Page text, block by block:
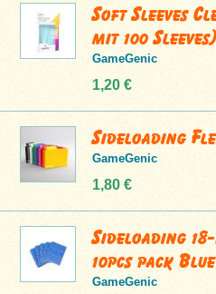
Soft Sleeves
mit 100 Sleeves)
GameGenic
1,20 €
Sideloading
GameGenic
1,80 €
Sideloading
10pcs pack Blue
GameGenic